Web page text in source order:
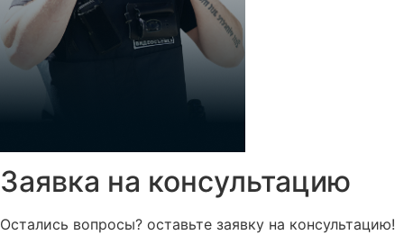
Заявка на консультацию
Остались вопросы? оставьте заявку на консультацию!